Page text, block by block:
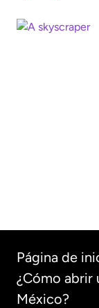
Página de
¿Cómo abrir
México?